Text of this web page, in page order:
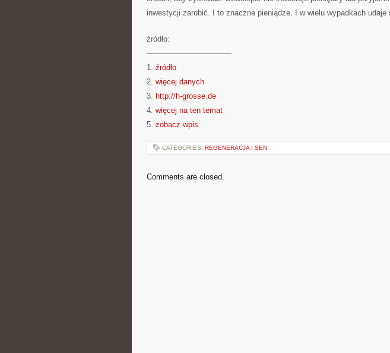
inwestycji zarobić. I to znaczne pieniądze. I w wielu wypadkach udaje
źródło:
———————————
1. źródło
2. więcej danych
3. http://h-grosse.de
4. więcej na ten temat
5. zobacz wpis
CATEGORIES: REGENERACJA I SEN
Comments are closed.